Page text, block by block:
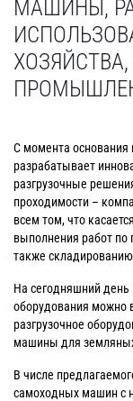
МАШИНЫ,
С момента основания
разрабатывает
разгрузочные
проходимости –
всем том, что
выполнения работ по
также
На сегодняшний день
оборудования можно
разгрузочное
машины для
В числе
самоходных машин с